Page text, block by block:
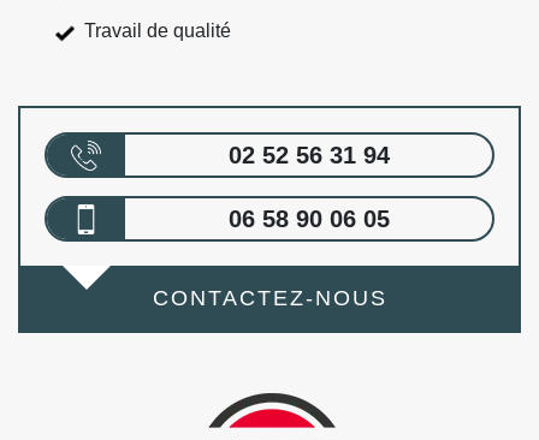
Travail de qualité
02 52 56 31 94
06 58 90 06 05
CONTACTEZ-NOUS